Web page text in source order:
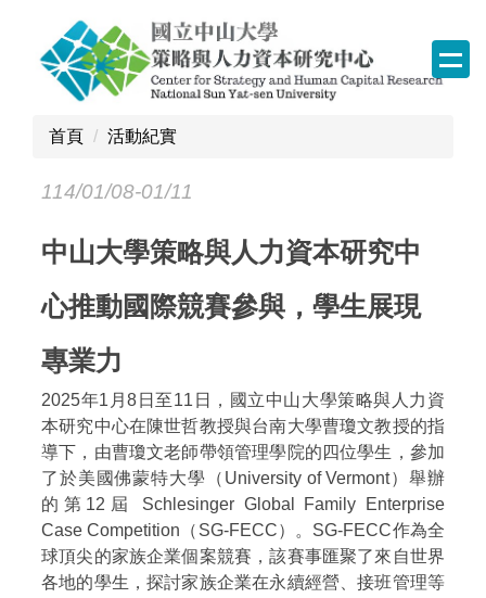
首頁 活動紀實
114/01/08-01/11
中山大學策略與人力資本研究中
心推動國際競賽參與，學生展現
專業力
2025年1月8日至11日，國立中山大學策略與人力資
本研究中心在陳世哲教授與台南大學曹瓊文教授的指
導下，由曹瓊文老師帶領管理學院的四位學生，參加
了於美國佛蒙特大學（University of Vermont）舉辦
的第12屆 Schlesinger Global Family Enterprise
Case Competition（SG-FECC）。SG-FECC作為全
球頂尖的家族企業個案競賽，該賽事匯聚了來自世界
各地的學生，探討家族企業在永續經營、接班管理等